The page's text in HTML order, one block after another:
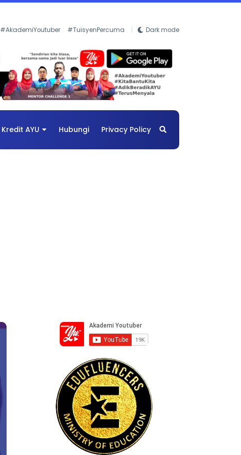
#AkademiYoutuber #TuisyenPercuma Dark mode
Kredit AYU Hubungi Privacy Policy